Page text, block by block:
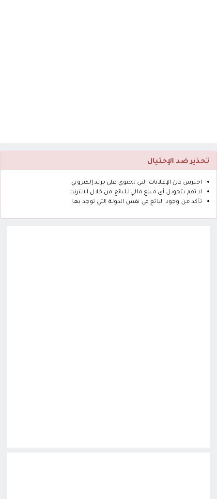
تحذير ضد الإحتيال
احترس من الإعلانات التي تحتوي على بريد إلكتروني
لا تقم بتحويل أى مبلغ مالي للبائع من خلال الانترنت
تأكد من وجود البائع في نفس الدولة التي توجد بها